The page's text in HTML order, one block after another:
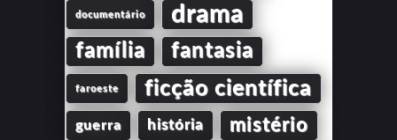
documentário drama
família fantasia
faroeste ficção científica
guerra história mistério